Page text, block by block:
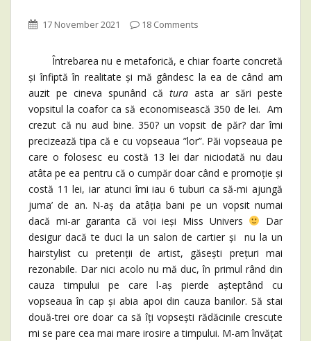
17 November 2021 18 Comments
Întrebarea nu e metaforică, e chiar foarte concretă
și înfiptă în realitate și mă gândesc la ea de când am
auzit pe cineva spunând că tura asta ar sări peste
vopsitul la coafor ca să economisească 350 de lei. Am
crezut că nu aud bine. 350? un vopsit de păr? dar îmi
precizează tipa că e cu vopseaua ”lor”. Păi vopseaua pe
care o folosesc eu costă 13 lei dar niciodată nu dau
atâta pe ea pentru că o cumpăr doar când e promoție și
costă 11 lei, iar atunci îmi iau 6 tuburi ca să-mi ajungă
juma’ de an. N-aș da atâția bani pe un vopsit numai
dacă mi-ar garanta că voi ieși Miss Univers
Dar
desigur dacă te duci la un salon de cartier și nu la un
hairstylist cu pretenții de artist, găsești prețuri mai
rezonabile. Dar nici acolo nu mă duc, în primul rând din
cauza timpului pe care l-aș pierde așteptând cu
vopseaua în cap și abia apoi din cauza banilor. Să stai
două-trei ore doar ca să îți vopsești rădăcinile crescute
mi se pare cea mai mare irosire a timpului. M-am învățat